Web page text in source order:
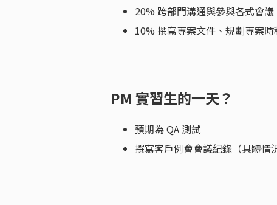
20% 跨部門溝通與參與各式會議
10% 撰寫專案文件、規劃專案時
PM 實習生的一天？
預期為 QA 測試
撰寫客戶例會會議紀錄（具體情